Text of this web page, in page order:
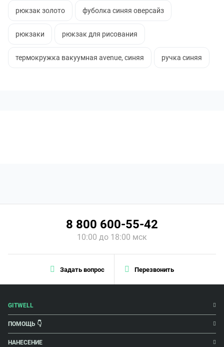
рюкзак золото фуболка синяя оверсайз
рюкзаки рюкзак для рисования
термокружка вакуумная avenue, синяя ручка синяя
Задать вопрос Перезвонить
8 800 600-55-42
10:00 до 18:00 мск
GITWELL
ПОМОЩЬ 👇
НАНЕСЕНИЕ